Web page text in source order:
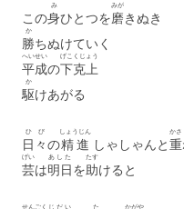
この身
み
ひとつを磨
みが
きぬき
勝
か
ちぬけていく
平成
へいせい
の下克上
げこくじょう
駆
か
けあがる
日々
ひび
の精進
しょうじん
しゃしゃんと重
かさ
芸
げい
は明日
あした
を助
たす
けると
せんごく じだい た かがや